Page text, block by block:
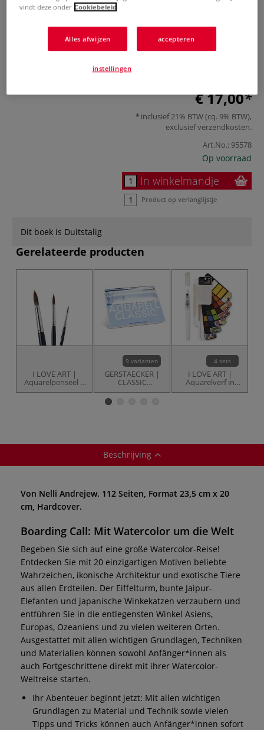
Meine große Watercolor-Reise
0 Beoordeling
Entdecken Sie die Welt des Aquarellmalens – Mit 20 Schritt-
für-Schritt-Motiven und allen Grundlagen
€ 17,00
inclusief 21% BTW (cq. 9% BTW),
exclusiefverzendkosten.
Art.No.: 95578
Op voorraad
In winkelmandje
Product op verlanglijstje
Dit boek is Duitstalig
Gerelateerde producten
I LOVE ART |
Aquarelpenseel ○
rond ○
9 varianten
GERSTAECKER |
CLASSIC
aquarelpapier —
rau = grofgekornd
4 sets
I LOVE ART |
Aquarelverf in
waaiervorm —
Beschrijving
Von Nelli Andrejew. 112 Seiten, Format 23,5 cm x 20
cm, Hardcover.
Boarding Call: Mit Watercolor um die Welt
Begeben Sie sich auf eine große Watercolor-Reise!
Entdecken Sie mit 20 einzigartigen Motiven beliebte
Wahrzeichen, ikonische Architektur und exotische Tiere
aus allen Erdteilen. Der Eiffelturm, bunte Jaipur-
Elefanten und japanische Winkekatzen verzaubern und
entführen Sie in die entlegensten Winkel Asiens,
Europas, Ozeaniens und zu vielen weiteren Orten.
Ausgestattet mit allen wichtigen Grundlagen, Techniken
und Materialien können sowohl Anfänger*innen als
auch Fortgeschrittene direkt mit ihrer Watercolor-
Weltreise starten.
Ihr Abenteuer beginnt jetzt: Mit allen wichtigen
Grundlagen zu Material und Technik sowie vielen
Tipps und Tricks können auch Anfänger*innen sofort
vindt deze onder Cookiebeleid
Alles afwijzen accepteren
instellingen